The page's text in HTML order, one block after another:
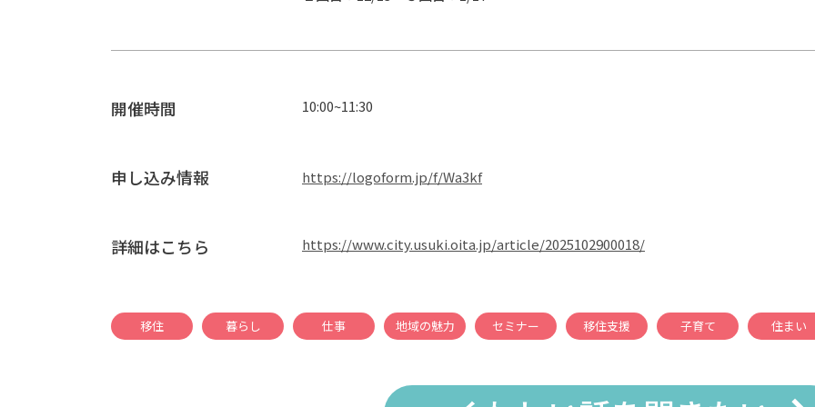
開催時間 10:00~11:30
申し込み情報 https://logoform.jp/f/Wa3kf
詳細はこちら https://www.city.usuki.oita.jp/article/2025102900018/
移住 暮らし 仕事 地域の魅力 セミナー 移住支援 子育て 住まい